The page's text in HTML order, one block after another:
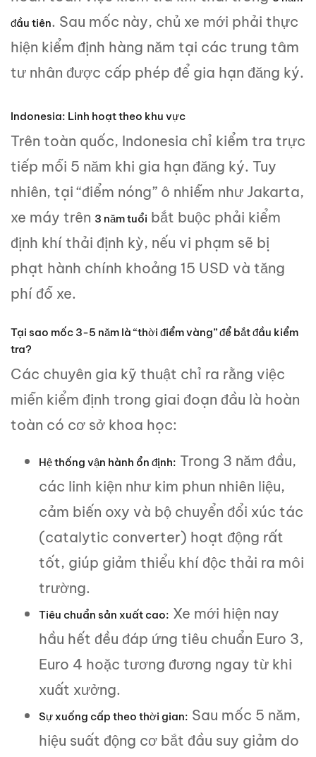
đầu tiên. Sau mốc này, chủ xe mới phải thực
hiện kiểm định hàng năm tại các trung tâm
tư nhân được cấp phép để gia hạn đăng ký.
Indonesia: Linh hoạt theo khu vực
Trên toàn quốc, Indonesia chỉ kiểm tra trực
tiếp mỗi 5 năm khi gia hạn đăng ký. Tuy
nhiên, tại “điểm nóng” ô nhiễm như Jakarta,
xe máy trên 3 năm tuổi bắt buộc phải kiểm
định khí thải định kỳ, nếu vi phạm sẽ bị
phạt hành chính khoảng 15 USD và tăng
phí đỗ xe.
Tại sao mốc 3-5 năm là “thời điểm vàng” để bắt đầu kiểm
tra?
Các chuyên gia kỹ thuật chỉ ra rằng việc
miễn kiểm định trong giai đoạn đầu là hoàn
toàn có cơ sở khoa học:
Hệ thống vận hành ổn định: Trong 3 năm đầu,
các linh kiện như kim phun nhiên liệu,
cảm biến oxy và bộ chuyển đổi xúc tác
(catalytic converter) hoạt động rất
tốt, giúp giảm thiểu khí độc thải ra môi
trường.
Tiêu chuẩn sản xuất cao: Xe mới hiện nay
hầu hết đều đáp ứng tiêu chuẩn Euro 3,
Euro 4 hoặc tương đương ngay từ khi
xuất xưởng.
Sự xuống cấp theo thời gian: Sau mốc 5 năm,
hiệu suất động cơ bắt đầu suy giảm do